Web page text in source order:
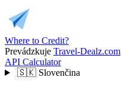
Where to Credit?
Prevádzkuje Travel-Dealz.com
API Calculator
🇸🇰 Slovenčina